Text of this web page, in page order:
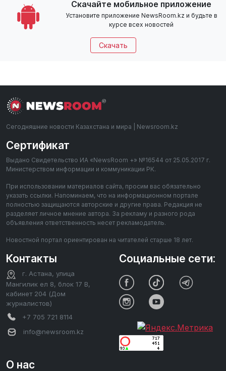
Скачайте мобильное приложение
Установите приложение NewsRoom.kz и будьте в
курсе всех новостей
Скачать
Сегодняшние новости Казахстана и мира | Newsroom.kz
Сертификат
Выдано Свидетельство ИА «NewsRoom +» №16544 от 25.05.2017 г.
Министерством информации и коммуникации РК.
При использовании материалов сайта, просим вас обязательно
указать ссылки. Напоминаем, что на информационном портале
полностью защищаются авторские и другие права. Редакция не
разделяет личное мнение автора. За рекламу и разного рода
объявления ответственность несет рекламодатель.
Новостной портал ориентирован на читателей старше 18 лет.
Контакты
г. Астана, улица
Мангилик ел 8, блок 17 В,
кабинет 204 (Дом
журналистов)
+7 705 721 8114
info@newsroom.kz
О нас
Социальные сети: